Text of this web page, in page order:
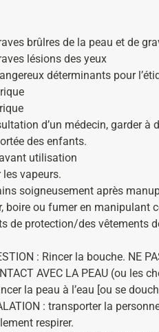
brûlres de la peau et de
lésions des yeux
déterminants pour
d’un médecin, garder à
des enfants.
utilisation
les vapeurs.
soigneusement après
boire ou fumer en manipulant
de protection/des vêtements
: Rincer la bouche. NE
AVEC LA PEAU (ou
la peau à l’eau [ou se
: transporter la
respirer.